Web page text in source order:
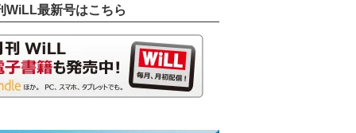
WiLL最新号はこちら